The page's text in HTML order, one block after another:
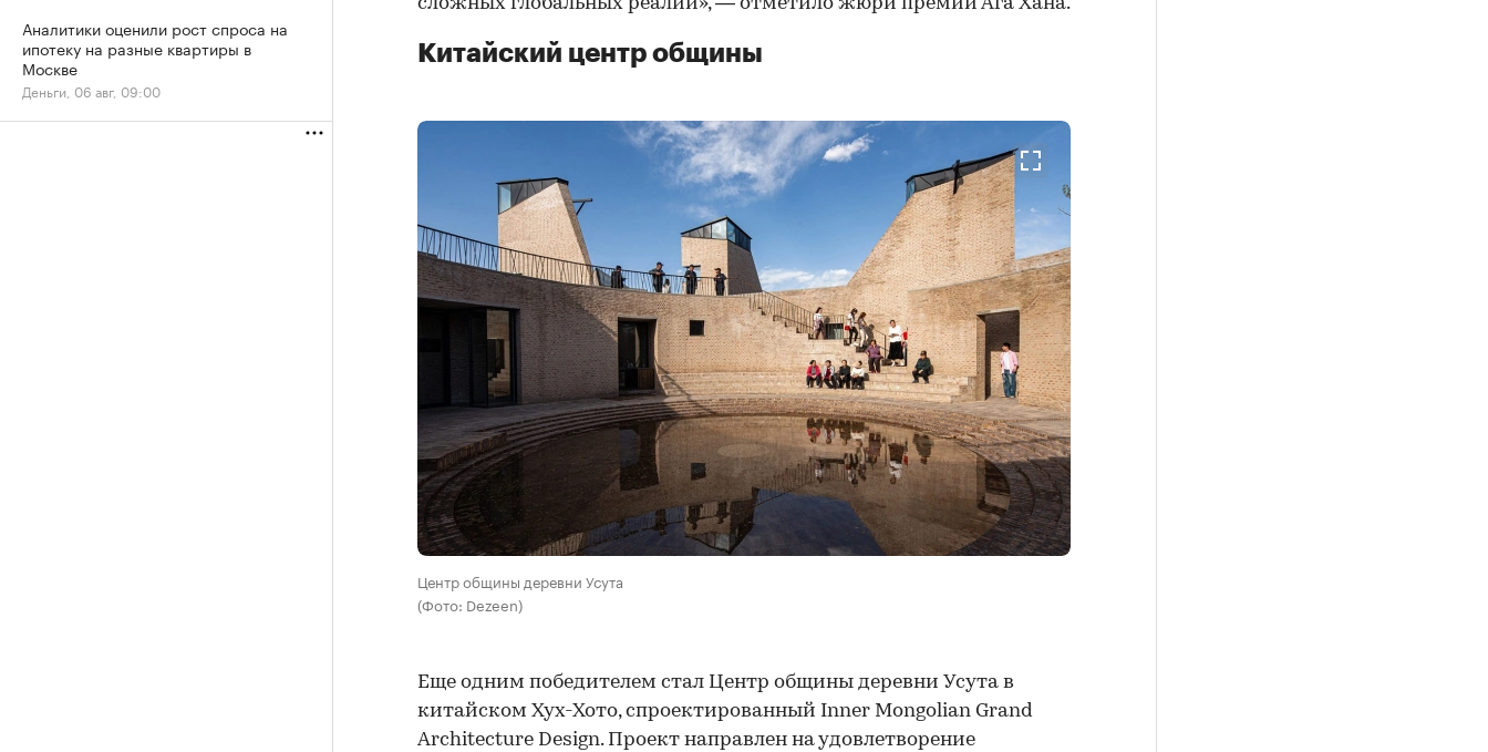
Китайский центр общины
Центр общины деревни Усута
(Фото: Dezeen)
Еще одним победителем стал Центр общины деревни Усута в
китайском Хух-Хото, спроектированный Inner Mongolian Grand
Architecture Design. Проект направлен на удовлетворение
Аналитики оценили рост спроса на
ипотеку на разные квартиры в
Москве
Деньги, 06 авг, 09:00